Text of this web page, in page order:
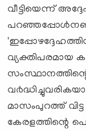
വീട്ടിയെന്ന്
വ്യക്തിപരമായ
മാസംപുറത്ത്
കേരളത്തിന്റെ